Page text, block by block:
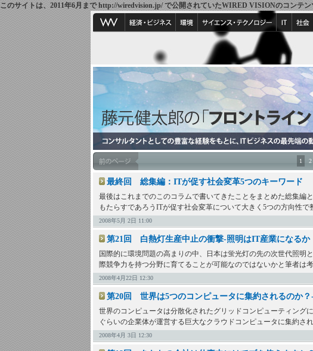
このサイトは、2011年6月まで http://wiredvision.jp/ で公開されていたWIRED VISIONのコンテン
1 2
最終回 総集編：ITが促す社会変革5つのキーワード
最後はこれまでのこのコラムで書いてきたことをまとめた総集編
もたらすであろうITが促す社会変革について大きく5つの方向性で
2008年5月 2日 11:00
第21回 白熱灯生産中止の衝撃-照明はIT産業になるか
国際的に環境問題の高まりの中、日本は蛍光灯の先の次世代照明
際競争力を持つ分野に育てることが可能なのではないかと筆者は考
2008年4月22日 12:30
第20回 世界は5つのコンピュータに集約されるのか
世界のコンピュータは分散化されたグリッドコンピューティング
ぐらいの企業体が運営する巨大なクラウドコンピュータに集約さ
2008年4月 3日 12:30